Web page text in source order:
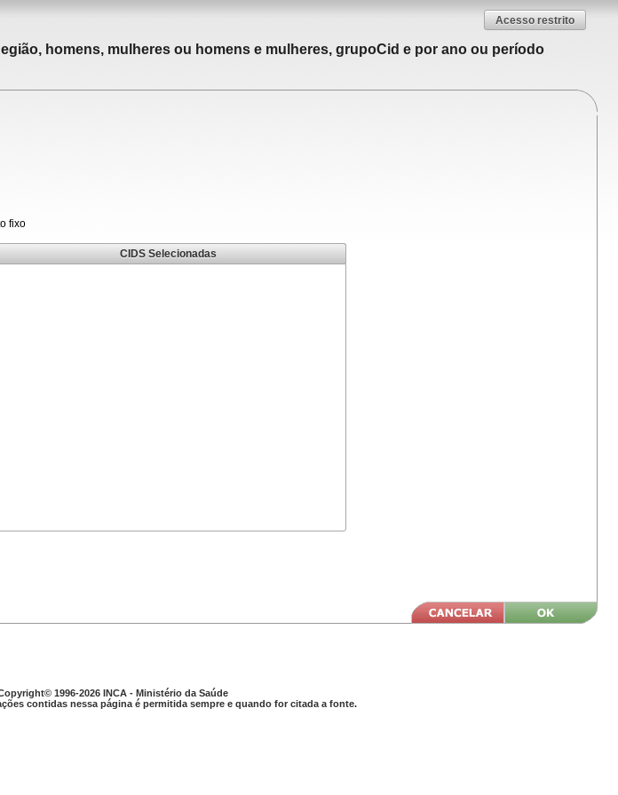
Acesso restrito
homens, mulheres ou homens e mulheres, grupoCid e por ano ou período
fixo
CIDS Selecionadas
1996-2026 INCA - Ministério da Saúde
contidas nessa página é permitida sempre e quando for citada a fonte.